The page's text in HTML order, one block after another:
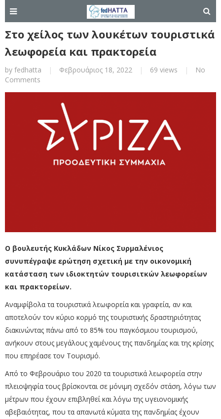
Στο χείλος των λουκέτων τουριστικά
λεωφορεία και πρακτορεία
by fedhatta | Φεβρουάριος 18, 2022 | 69 views |
No
Comments
Ο βουλευτής Κυκλάδων Νίκος Συρμαλένιος
συνυπέγραψε ερώτηση σχετική με την οικονομική
κατάσταση των ιδιοκτητών τουρισιτκών λεωφορείων
και πρακτορείων.
Αναμφίβολα τα τουριστικά λεωφορεία και γραφεία, αν και
αποτελούν τον κύριο κορμό της τουριστικής δραστηριότητας
διακινώντας πάνω από το 85% του παγκόσμιου τουρισμού,
ανήκουν στους μεγάλους χαμένους της πανδημίας και της κρίσης
που επηρέασε τον Τουρισμό.
Από το Φεβρουάριο του 2020 τα τουριστικά λεωφορεία στην
πλειοψηφία τους βρίσκονται σε μόνιμη σχεδόν στάση, λόγω των
μέτρων που έχουν επιβληθεί και λόγω της υγειονομικής
αβεβαιότητας, που τα απανωτά κύματα της πανδημίας έχουν